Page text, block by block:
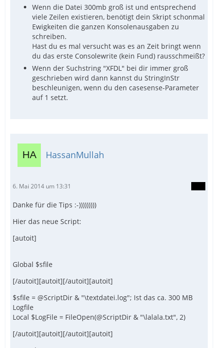
Wenn die Datei 300mb groß ist und entsprechend
viele Zeilen existieren, benötigt dein Skript schonmal
Ewigkeiten die ganzen Konsolenausgaben zu
schreiben.
Hast du es mal versucht was es an Zeit bringt wenn
du das erste Consolewrite (kein Fund) rausschmeißt?
Wenn der Suchstring "XFDL" bei dir immer groß
geschrieben wird dann kannst du StringInStr
beschleunigen, wenn du den casesense-Parameter
auf 1 setzt.
HassanMullah
6. Mai 2014 um 13:31
Danke für die Tips :-)))))))))
Hier das neue Script:
[autoit]
Global $sfile
[/autoit][autoit][/autoit][autoit]
$sfile = @ScriptDir & "\textdatei.log"; Ist das ca. 300 MB
Logfile
Local $LogFile = FileOpen(@ScriptDir & "\lalala.txt", 2)
[/autoit][autoit][/autoit][autoit]